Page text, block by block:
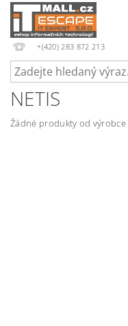
+(420) 283 872 213
NETIS
Žádné produkty od výrobce